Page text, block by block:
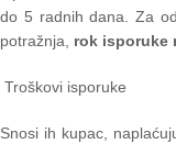
do 5 radnih dana. Za
potražnja, rok isporuke
Troškovi isporuke
Snosi ih kupac,